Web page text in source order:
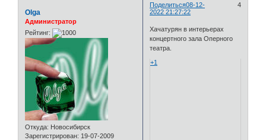
Поделиться 4
08-12-
2022 21:27:22
Olga
Администратор
Рейтинг:
Откуда: Новосибирск
Зарегистрирован: 19-07-2009
Хачатурян в интерьерах
концертного зала Оперного
театра.
+1